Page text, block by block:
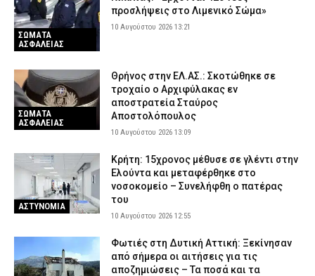
ΠΟΛΙΤΙΚΗ 10 Αυγούστου 2026 07:10
ΔΕΔΔΗΕ: Πού θα σημειωθούν διακοπές ρεύματος σήμερα (10/8)
στην Αττική – Αναλυτικά ώρες και οδοί
Νεκρός βρέθηκε στο σπίτι του στα Ίβηρα Σερρών ένας
66χρονος άνδρας
ΑΣΤΥΝΟΜΙΑ 9 Αυγούστου 2026 22:52
Τζόκερ: Αυτοί είναι οι τυχεροί αριθμοί που κερδίζουν πάνω από
2 εκατ. ευρώ
ΕΙΔΗΣΕΙΣ 9 Αυγούστου 2026 22:28
Βελτιωμένη η εικόνα της δασικής πυρκαγιάς στο Μουζάκι
Ηλείας – Επιχειρούν μόνο επίγειες δυνάμεις
Πότε πέφτουν οι επόμενες αργίες και τα τριήμερα του 2026
ΕΙΔΗΣΕΙΣ 9 Αυγούστου 2026 22:04
ΣΩΜΑΤΑ
ΑΣΦΑΛΕΙΑΣ
προσλήψεις στο Λιμενικό Σώμα»
10 Αυγούστου 2026 13:21
ΣΩΜΑΤΑ
ΑΣΦΑΛΕΙΑΣ
Θρήνος στην ΕΛ.ΑΣ.: Σκοτώθηκε σε
τροχαίο ο Αρχιφύλακας εν
αποστρατεία Σταύρος
Αποστολόπουλος
10 Αυγούστου 2026 13:09
ΑΣΤΥΝΟΜΙΑ
Κρήτη: 15χρονος μέθυσε σε γλέντι στην
Ελούντα και μεταφέρθηκε στο
νοσοκομείο – Συνελήφθη ο πατέρας
του
10 Αυγούστου 2026 12:55
Φωτιές στη Δυτική Αττική: Ξεκίνησαν
από σήμερα οι αιτήσεις για τις
αποζημιώσεις – Τα ποσά και τα